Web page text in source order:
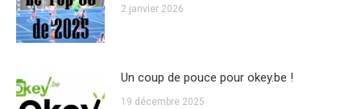
2 janvier 2026
Un coup de pouce pour okey.be !
19 décembre 2025